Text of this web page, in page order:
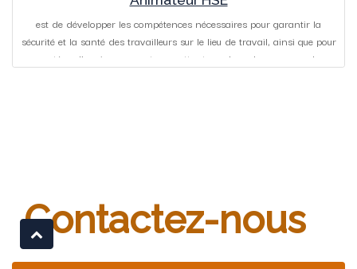
est de développer les compétences nécessaires pour garantir la
sécurité et la santé des travailleurs sur le lieu de travail, ainsi que pour
protéger l'environnement en mettant en place des mesures de
Contactez-nous